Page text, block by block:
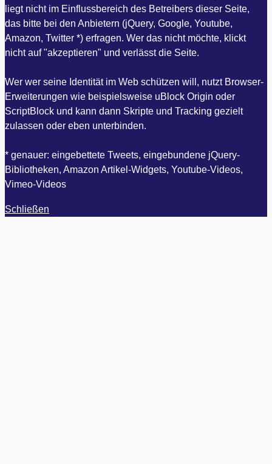
liegt nicht im Einflussbereich des Betreibers dieser Seite,
das bitte bei den Anbietern (jQuery, Google, Youtube,
Amazon, Twitter *) erfragen. Wer das nicht möchte, klickt
nicht auf "akzeptieren" und verlässt die Seite.
Wer wer seine Identität im Web schützen will, nutzt Browser-
Erweiterungen wie beispielsweise uBlock Origin oder
ScriptBlock und kann dann Skripte und Tracking gezielt
zulassen oder eben unterbinden.
* genauer: eingebettete Tweets, eingebundene jQuery-
Bibliotheken, Amazon Artikel-Widgets, Youtube-Videos,
Vimeo-Videos
Schließen